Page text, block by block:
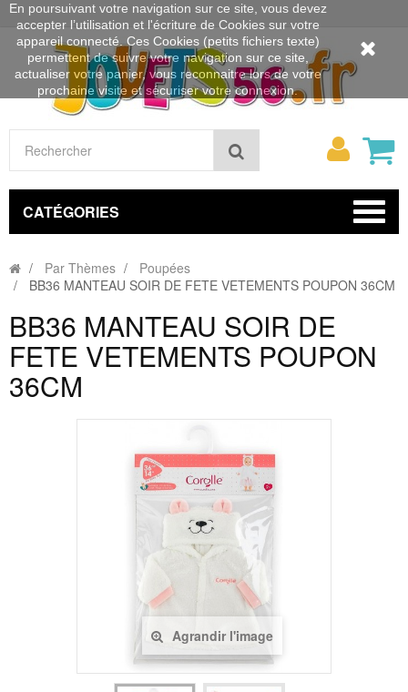
Rechercher
Mon
CATÉGORIES
Par Thèmes
Poupées
BB36 MANTEAU SOIR DE FETE VETEMENTS POUPON 36CM
BB36 MANTEAU SOIR DE
FETE VETEMENTS POUPON
36CM
Agrandir l'image
En poursuivant votre navigation sur ce site, vous devez
accepter l’utilisation et l'écriture de Cookies sur votre
appareil connecté. Ces Cookies (petits fichiers texte)
permettent de suivre votre navigation sur ce site,
actualiser votre panier, vous reconnaitre lors de votre
prochaine visite et sécuriser votre connexion.